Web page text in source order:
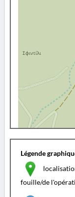
Légende
fouille/de